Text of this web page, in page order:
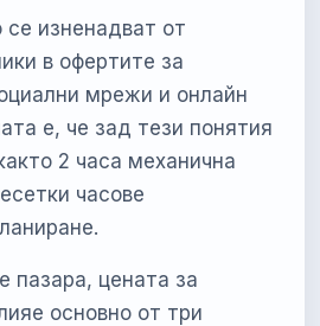
се изненадват от
в офертите за
мрежи и онлайн
е, че зад тези понятия
2 часа механична
часове
пазара, цената за
основно от три